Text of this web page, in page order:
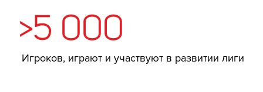
>5 000
Игроков, играют и участвуют в развитии лиги